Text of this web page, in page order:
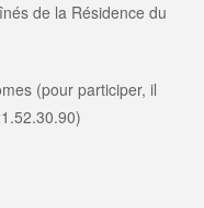
de la Résidence du
(pour participer, il